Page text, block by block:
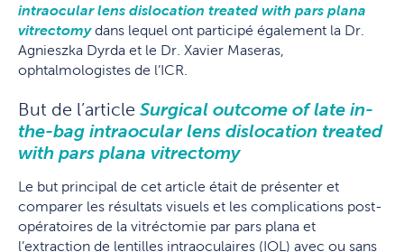
intraocular lens dislocation treated with pars plana
vitrectomy dans lequel ont participé également la Dr.
Agnieszka Dyrda et le Dr. Xavier Maseras,
ophtalmologistes de l’ICR.
But de l’article Surgical outcome of late in-
the-bag intraocular lens dislocation treated
with pars plana vitrectomy
Le but principal de cet article était de présenter et
comparer les résultats visuels et les complications post-
opératoires de la vitréctomie par pars plana et
l’extraction de lentilles intraoculaires (IOL) avec ou sans